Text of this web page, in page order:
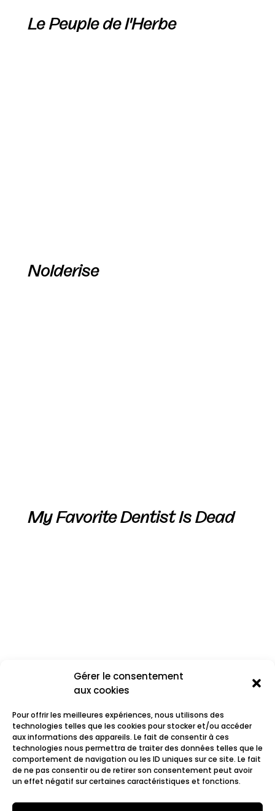
Gérer le consentement
aux cookies
Pour offrir les meilleures expériences, nous utilisons des
technologies telles que les cookies pour stocker et/ou accéder
aux informations des appareils. Le fait de consentir à ces
technologies nous permettra de traiter des données telles que le
comportement de navigation ou les ID uniques sur ce site. Le fait
de ne pas consentir ou de retirer son consentement peut avoir
un effet négatif sur certaines caractéristiques et fonctions.
Le Peuple de l'Herbe
Nolderise
My Favorite Dentist Is Dead
Lab°